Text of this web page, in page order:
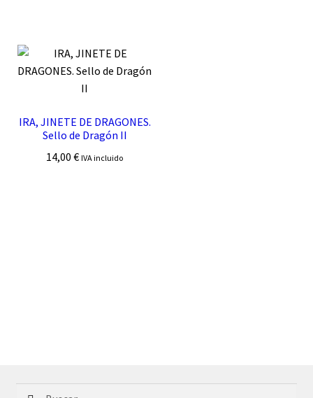
IRA, JINETE DE DRAGONES.
Sello de Dragón II
14,00€ IVA incluido